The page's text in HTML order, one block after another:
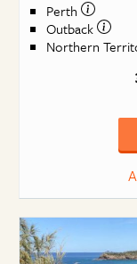
Perth
Outback
Northern